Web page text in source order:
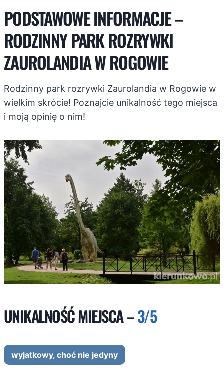
PODSTAWOWE INFORMACJE –
RODZINNY PARK ROZRYWKI
ZAUROLANDIA W ROGOWIE
Rodzinny park rozrywki Zaurolandia w Rogowie w
wielkim skrócie! Poznajcie unikalność tego miejsca
i moją opinię o nim!
UNIKALNOŚĆ MIEJSCA –3/5
wyjatkowy, choć nie jedyny